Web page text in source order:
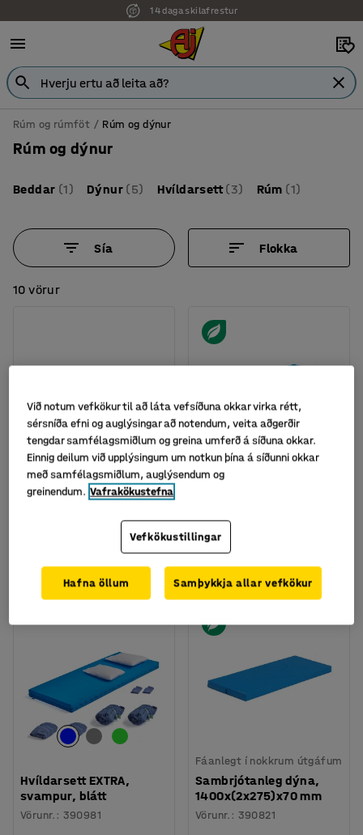
7 ára ábyrgð
Rúm og rúmföt Rúm og dýnur
Rúm og dýnur
Beddar (1) Dýnur (5) Hvíldarsett(3) Rúm (1)
Sía Flokka
10 vörur
Staflanlegt rúm,
1330x570x150 mm, blátt
Með VSK
Vörunr.:
19.706
Með VSK
Hvíldarsett EXTRA,
svampur, blátt
Vörunr. : 390981
Fáanlegt í nokkrum útgáfum
Sambrjótanleg dýna,
1400x(2x275)x70 mm
Vörunr. : 390821
Við notum vefkökur til að láta vefsíðuna okkar virka rétt,
sérsníða efni og auglýsingar að notendum, veita aðgerðir
tengdar samfélagsmiðlum og greina umferð á síðuna okkar.
Einnig deilum við upplýsingum um notkun þína á síðunni okkar
með samfélagsmiðlum, auglýsendum og
greinendum. Vafrakökustefna
Vefkökustillingar
Hafna öllum Samþykkja allar vefkökur